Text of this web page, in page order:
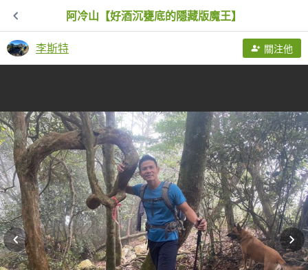
阿冷山【好酒沉甕底的隱藏版魔王】
李斯特 關注他